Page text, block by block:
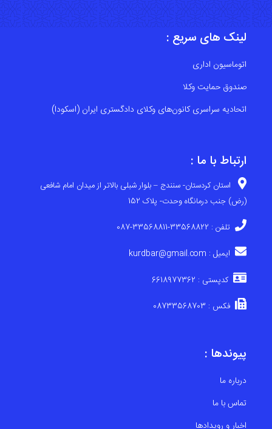
لینک های سریع :
اتوماسیون اداری
صندوق حمایت وکلا
اتحادیه سراسری کانون‌های وکلای دادگستری ایران (اسکودا)
پیوندها :
درباره ما
تماس با ما
اخبار و رویدادها
ارتباط با ما :
استان کردستان- سنندج – بلوار شبلی بالاتر از میدان امام شافعی
(رض) جنب درمانگاه وحدت- پلاک 152
تلفن : 33568822-33568811-087
ایمیل : kurdbar@gmail.com
کدپستی : 6618977362
فکس : 08733568703